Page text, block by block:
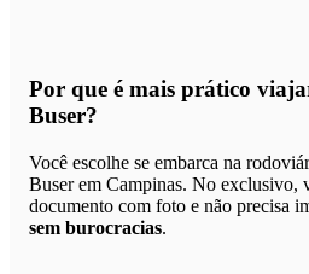
Por que é mais prático
Buser?
Você escolhe se embarca na
Buser em Campinas. No exclusivo,
documento com foto e não precisa
sem burocracias.